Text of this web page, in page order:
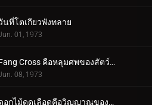
นที่โตเกียวพังทลาย
01, 1973
Fang Cross คือหลุมศพของสัตว์ประหลาด!
08, 1973
ดอกไม้ดูดเลือดคือวิญญาณของเด็กสาว